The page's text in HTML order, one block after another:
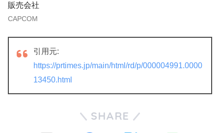
販売会社
CAPCOM
引用元:
https://prtimes.jp/main/html/rd/p/000004991.0000
13450.html
SHARE